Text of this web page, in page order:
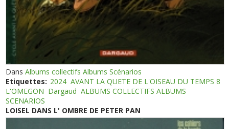
DansAlbums collectifs Albums Scénarios
Etiquettes: 2024 AVANT LA QUETE DE L'OISEAU DU TEMPS 8
L'OMEGON Dargaud ALBUMS COLLECTIFS ALBUMS
SCENARIOS
LOISEL DANS L' OMBRE DE PETER PAN